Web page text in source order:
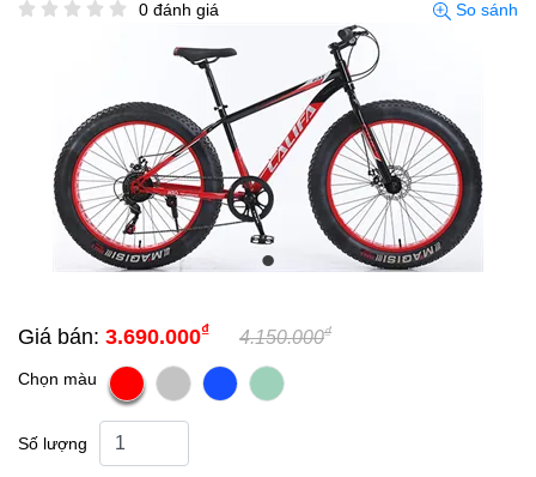
0 đánh giá
So sánh
Giá bán: 3.690.000₫ 4.150.000₫
Chọn màu
Số lượng